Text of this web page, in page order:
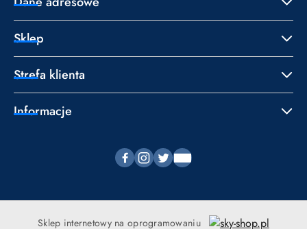
Sklep
Strefa klienta
Informacje
Sklep internetowy na oprogramowaniu